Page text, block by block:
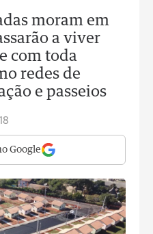
moram em
a viver
com toda
redes de
e passeios
Google